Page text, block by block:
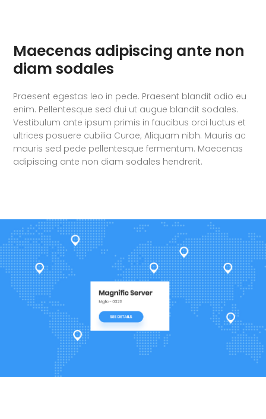
Maecenas adipiscing ante non
diam sodales
Praesent egestas leo in pede. Praesent blandit odio eu
enim. Pellentesque sed dui ut augue blandit sodales.
Vestibulum ante ipsum primis in faucibus orci luctus et
ultrices posuere cubilia Curae; Aliquam nibh. Mauris ac
mauris sed pede pellentesque fermentum. Maecenas
adipiscing ante non diam sodales hendrerit.